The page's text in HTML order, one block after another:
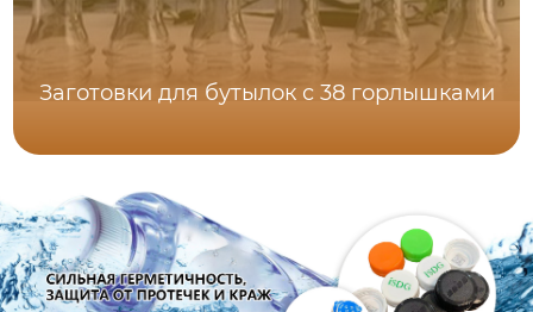
Заготовки для бутылок с 38 горлышками